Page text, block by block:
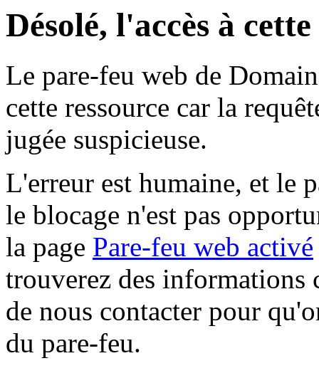
Désolé, l'accès à
Le pare-feu web de
cette ressource car la
jugée suspicieuse.
L'erreur est humaine, et le
le blocage n'est pas
la page Pare-feu web activé
trouverez des informations
de nous contacter pour
du pare-feu.